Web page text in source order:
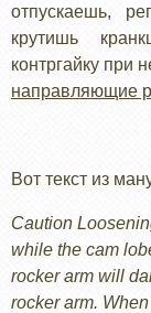
отпускаешь,
крутишь
контргайку при
направляющие
Вот текст из
Caution
while the cam
rocker arm will
rocker arm.